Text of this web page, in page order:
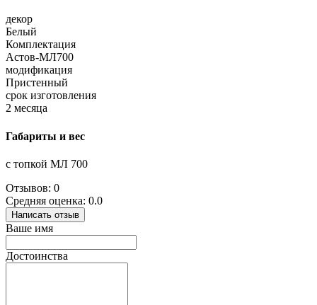
декор
Белый
Комплектация
Астов-МЛ700
модификация
Пристенный
срок изготовления
2 месяца
Габариты и вес
с топкой МЛ 700
Отзывов: 0
Средняя оценка: 0.0
Написать отзыв
Ваше имя
Достоинства